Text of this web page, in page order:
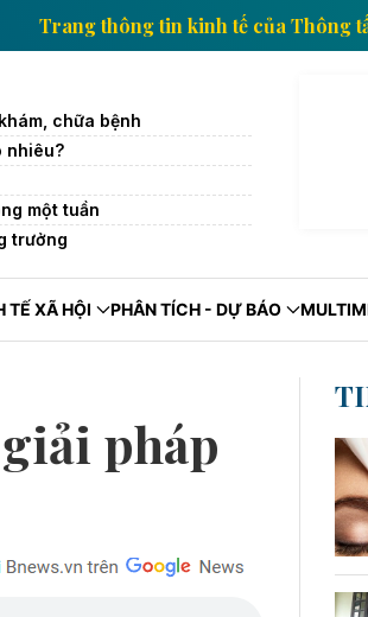
Nam Trang thông tin kinh tế
chữa bệnh
nhiêu?
một tuần
trưởng
TẾ XÃ HỘI PHÂN TÍCH - DỰ BÁO
pháp